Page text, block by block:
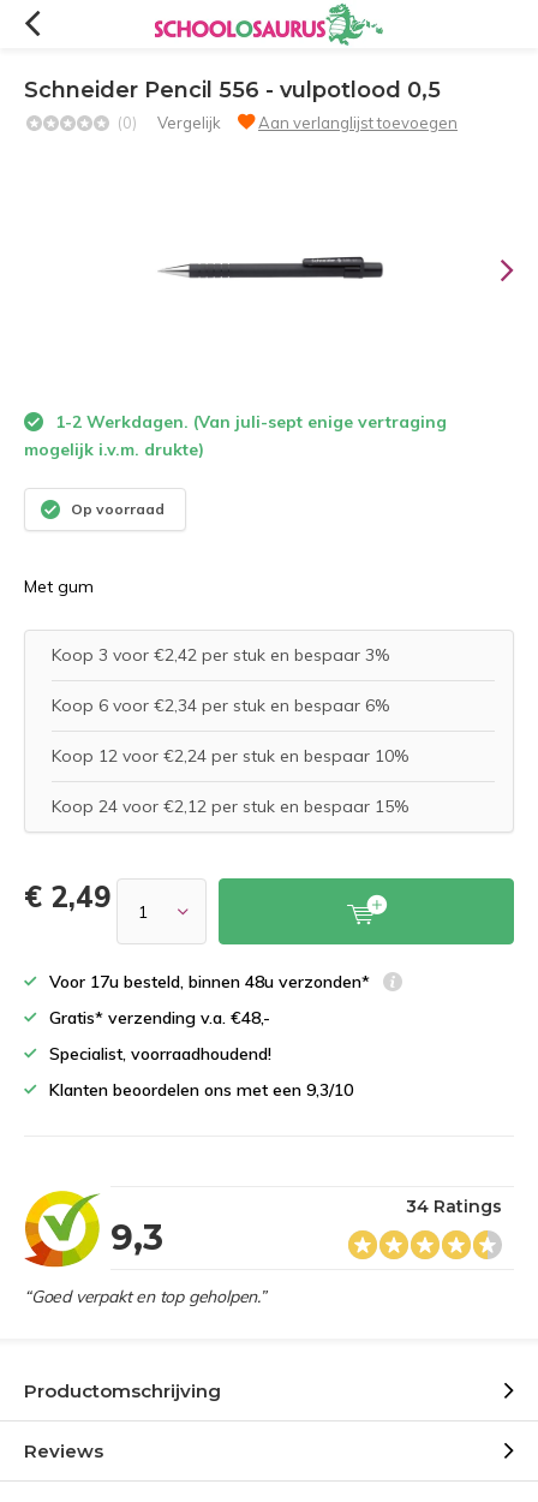
Schneider Pencil 556 - vulpotlood 0,5
(0) Vergelijk Aan verlanglijst toevoegen
1-2 Werkdagen. (Van juli-sept enige vertraging
mogelijk i.v.m. drukte)
Op voorraad
Met gum
Koop 3 voor €2,42 per stuk en bespaar 3%
Koop 6 voor €2,34 per stuk en bespaar 6%
Koop 12 voor €2,24 per stuk en bespaar 10%
Koop 24 voor €2,12 per stuk en bespaar 15%
€ 2,49
Voor 17u besteld, binnen 48u verzonden*
Gratis* verzending v.a. €48,-
Specialist, voorraadhoudend!
Klanten beoordelen ons met een 9,3/10
9,3
34 Ratings
“Goed verpakt en top geholpen.”
Productomschrijving
Reviews